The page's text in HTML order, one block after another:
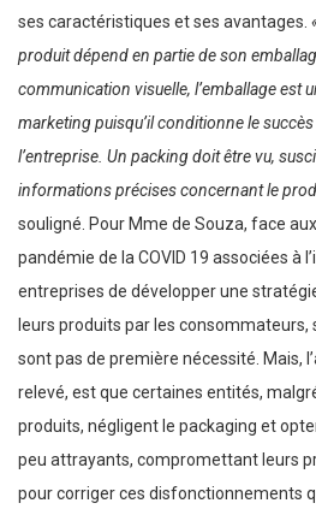
ses caractéristiques et ses avantages.
produit dépend en partie de son
communication visuelle, l’emballage est
marketing puisqu’il conditionne le
l’entreprise. Un packing doit être vu,
informations précises concernant le
souligné. Pour Mme de Souza, face
pandémie de la COVID 19 associées à
entreprises de développer une
leurs produits par les consommateurs,
sont pas de première nécessité. Mais,
relevé, est que certaines entités,
produits, négligent le packaging et
peu attrayants, compromettant leurs
pour corriger ces disfonctionnements